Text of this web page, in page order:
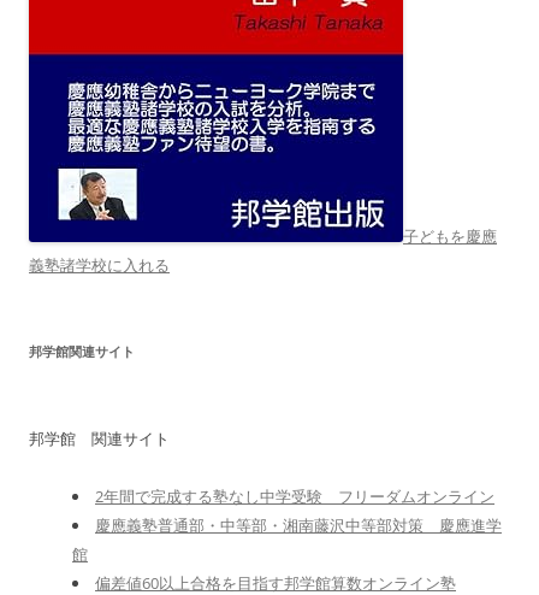
子どもを慶應
義塾諸学校に入れる
邦学館関連サイト
邦学館 関連サイト
2年間で完成する塾なし中学受験 フリーダムオンライン
慶應義塾普通部・中等部・湘南藤沢中等部対策 慶應進学
館
偏差値60以上合格を目指す邦学館算数オンライン塾